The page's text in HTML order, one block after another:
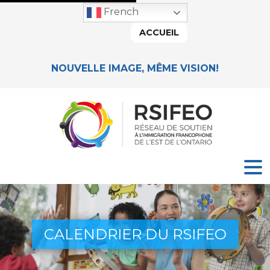
NOUVELLE IMAGE, MÊME VISION!
French
ACCUEIL
CALENDRIER DU RSIFEO